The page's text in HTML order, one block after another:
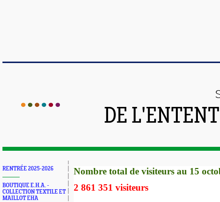
DE
RENTRÉE 2025-2026
BOUTIQUE E.H.A. -
COLLECTION TEXTILE ET
MAILLOT EHA
Nombre total de visiteurs au 15
2 861 351 visiteurs